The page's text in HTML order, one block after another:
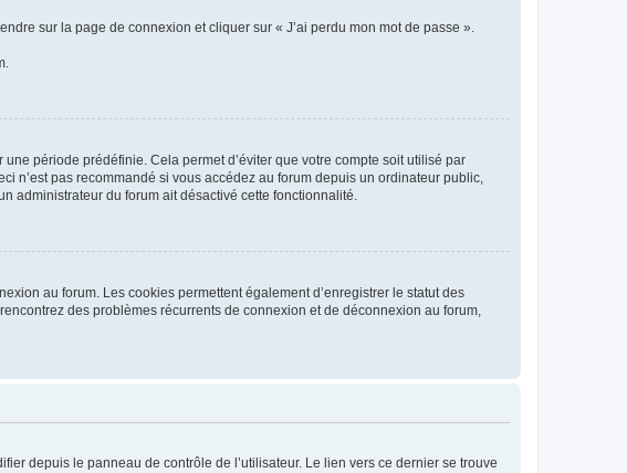
sur la page de connexion et cliquer sur « J’ai perdu mon mot de passe ».
période prédéfinie. Cela permet d’éviter que votre compte soit utilisé par
n’est pas recommandé si vous accédez au forum depuis un ordinateur public,
administrateur du forum ait désactivé cette fonctionnalité.
au forum. Les cookies permettent également d’enregistrer le statut des
des problèmes récurrents de connexion et de déconnexion au forum,
depuis le panneau de contrôle de l’utilisateur. Le lien vers ce dernier se trouve